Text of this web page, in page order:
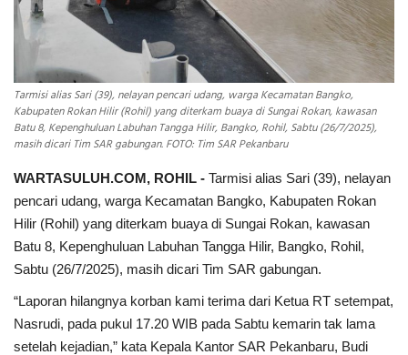
Tarmisi alias Sari (39), nelayan pencari udang, warga Kecamatan Bangko,
Kabupaten Rokan Hilir (Rohil) yang diterkam buaya di Sungai Rokan, kawasan
Batu 8, Kepenghuluan Labuhan Tangga Hilir, Bangko, Rohil, Sabtu (26/7/2025),
masih dicari Tim SAR gabungan. FOTO: Tim SAR Pekanbaru
WARTASULUH.COM, ROHIL - Tarmisi alias Sari (39), nelayan
pencari udang, warga Kecamatan Bangko, Kabupaten Rokan
Hilir (Rohil) yang diterkam buaya di Sungai Rokan, kawasan
Batu 8, Kepenghuluan Labuhan Tangga Hilir, Bangko, Rohil,
Sabtu (26/7/2025), masih dicari Tim SAR gabungan.
“Laporan hilangnya korban kami terima dari Ketua RT setempat,
Nasrudi, pada pukul 17.20 WIB pada Sabtu kemarin tak lama
setelah kejadian,” kata Kepala Kantor SAR Pekanbaru, Budi